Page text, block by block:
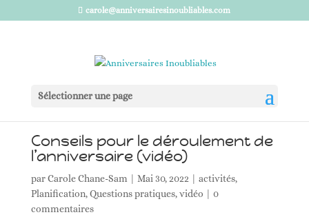
carole@anniversairesinoubliables.com
Sélectionner une page
Conseils pour le déroulement de
l’anniversaire (vidéo)
parCarole Chane-Sam Mai 30, 2022 activités,
Planification, Questions pratiques, vidéo
0
commentaires